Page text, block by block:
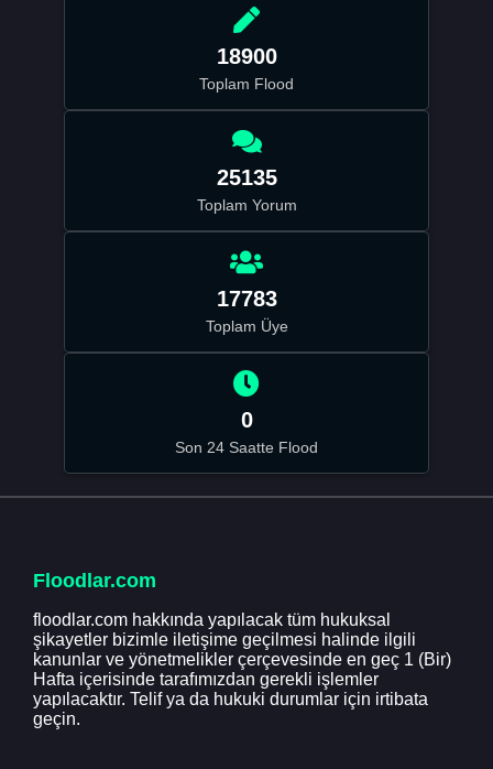
18900
Toplam Flood
25135
Toplam Yorum
17783
Toplam Üye
0
Son 24 Saatte Flood
Floodlar.com
floodlar.com hakkında yapılacak tüm hukuksal
şikayetler bizimle iletişime geçilmesi halinde ilgili
kanunlar ve yönetmelikler çerçevesinde en geç 1 (Bir)
Hafta içerisinde tarafımızdan gerekli işlemler
yapılacaktır. Telif ya da hukuki durumlar için irtibata
geçin.